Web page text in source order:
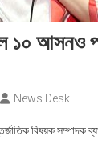
১০ আসনও
News Desk
বিষয়ক সম্পাদক